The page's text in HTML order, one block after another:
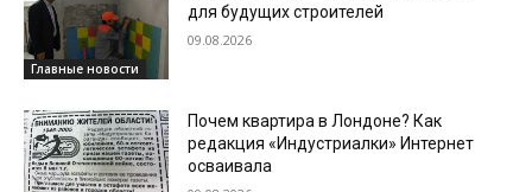
Главные новости
для будущих строителей
09.08.2026
Почем квартира в Лондоне? Как
редакция «Индустриалки» Интернет
осваивала